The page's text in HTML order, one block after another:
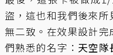
盜，這也和我們後來所
無二致。在效果設計
們熟悉的名字： 天空隊